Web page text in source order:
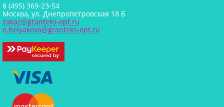
8 (495) 369-23-54
Москва, ул. Днепропетровская 18 Б
zakaz@granteks-opt.ru
o.belyakova@granteks-opt.ru